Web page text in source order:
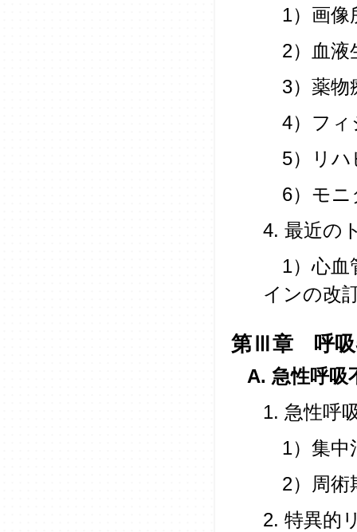
1）画像
2）血液
3）薬物
4）フィ
5）リハ
6）モニ
4. 最近の
1）心血
インの改
第Ⅲ章 呼吸
A. 急性呼吸
1. 急性呼
1）集中
2）周術
2. 特異的